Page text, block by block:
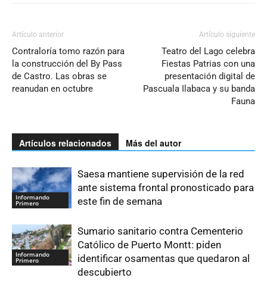
Artículo anterior
Contraloría tomo razón para
la construcción del By Pass
de Castro. Las obras se
reanudan en octubre
Artículo siguiente
Teatro del Lago celebra
Fiestas Patrias con una
presentación digital de
Pascuala Ilabaca y su banda
Fauna
Artículos relacionados Más del autor
Informando
Primero
Saesa mantiene supervisión de la red
ante sistema frontal pronosticado para
este fin de semana
Informando
Primero
Sumario sanitario contra Cementerio
Católico de Puerto Montt: piden
identificar osamentas que quedaron al
descubierto